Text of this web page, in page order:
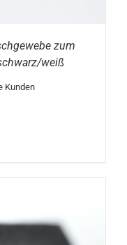
zum
weiß
Kunden